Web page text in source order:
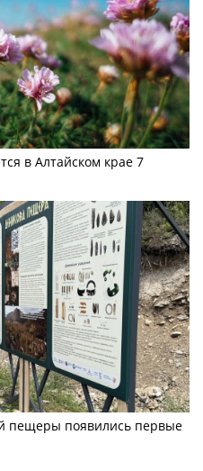
в Алтайском крае 7
пещеры появились первые